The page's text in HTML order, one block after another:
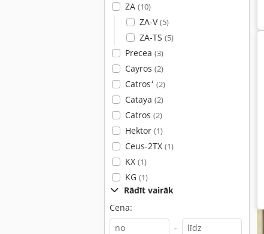
ZA (10)
ZA-V(5)
ZA-TS (5)
Precea (3)
Cayros (2)
Catros⁺ (2)
Cataya (2)
Catros (2)
Hektor (1)
Ceus-2TX (1)
KX (1)
KG (1)
Rādīt vairāk
Cena:
-